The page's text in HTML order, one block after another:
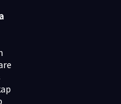
med god
– du får allt stöd
behov
arbete